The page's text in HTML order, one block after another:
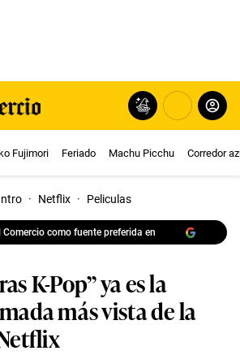
Fujimori Feriado Machu Picchu Corredor
· Netflix · Peliculas
Comercio como fuente preferida en
K-Pop” ya es la
más vista de la